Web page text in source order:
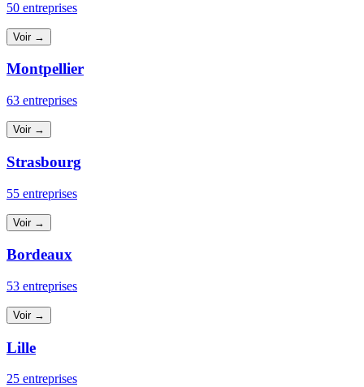
50 entreprises
Voir →
Montpellier
63 entreprises
Voir →
Strasbourg
55 entreprises
Voir →
Bordeaux
53 entreprises
Voir →
Lille
25 entreprises